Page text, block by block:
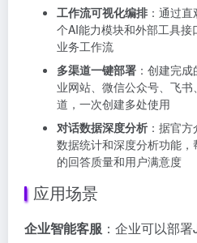
工作流可视化编排 ：通过
个AI能力模块和外部工具
业务工作流
多渠道一键部署 ：创建完
业网站、微信公众号、飞
道，一次创建多处使用
对话数据深度分析 ：据官
数据统计和深度分析功能
的回答质量和用户满意度
应用场景
企业智能客服 ：企业可以部